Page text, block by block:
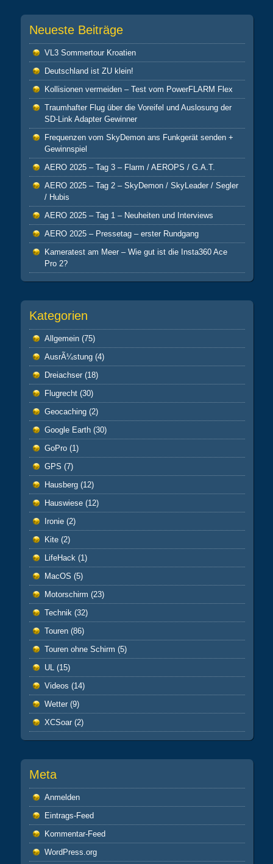
Neueste Beiträge
VL3 Sommertour Kroatien
Deutschland ist ZU klein!
Kollisionen vermeiden – Test vom PowerFLARM Flex
Traumhafter Flug über die Voreifel und Auslosung der
SD-Link Adapter Gewinner
Frequenzen vom SkyDemon ans Funkgerät senden +
Gewinnspiel
AERO 2025 – Tag 3 – Flarm / AEROPS / G.A.T.
AERO 2025 – Tag 2 – SkyDemon / SkyLeader / Segler
/ Hubis
AERO 2025 – Tag 1 – Neuheiten und Interviews
AERO 2025 – Pressetag – erster Rundgang
Kameratest am Meer – Wie gut ist die Insta360 Ace
Pro 2?
Kategorien
Allgemein(75)
AusrÃ¼stung(4)
Dreiachser(18)
Flugrecht(30)
Geocaching(2)
Google Earth(30)
GoPro(1)
GPS (7)
Hausberg(12)
Hauswiese(12)
Ironie(2)
Kite(2)
LifeHack (1)
MacOS (5)
Motorschirm (23)
Technik (32)
Touren(86)
Touren ohne Schirm (5)
UL
(15)
Videos (14)
Wetter(9)
XCSoar(2)
Meta
Anmelden
Eintrags-Feed
Kommentar-Feed
WordPress.org